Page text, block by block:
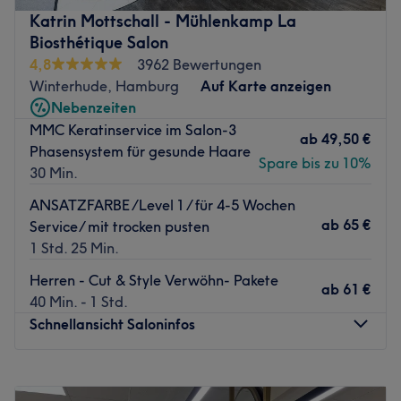
Nächste öffentliche Verkehrsmittel:
Die U-Bahnstation Merkenstraße ist direkt um die Ecke.
Das Team:
Das Team-Dreamteam hat bereits viele Jahre Erfahrung
und berät dich immer individuell um den perfekten Look
für dich zu finden.
Was uns an dem Salon gefällt:
Atmosphäre: Familiär & freundlich.
Expertise: Balayage & Colorationen.
Produkte und Produktmarken: Glynt.
Extras: Parkmöglichkeiten vor dem Salon.
Zurück zur Salonansicht
Katrin Mottschall - Mühlenkamp La
Biosthétique Salon
4,8
3962 Bewertungen
Winterhude, Hamburg
Auf Karte anzeigen
Nebenzeiten
MMC Keratinservice im Salon-3
Phasensystem für gesunde Haare
30 Min.
ab 49,50 €
Spare bis zu 10%
ANSATZFARBE /Level 1 / für 4-5 Wochen
Service/ mit trocken pusten
1 Std. 25 Min.
ab 65 €
Herren - Cut & Style Verwöhn- Pakete
40 Min. - 1 Std.
ab 61 €
Schnellansicht Saloninfos
Dienstag
10:00–19:00